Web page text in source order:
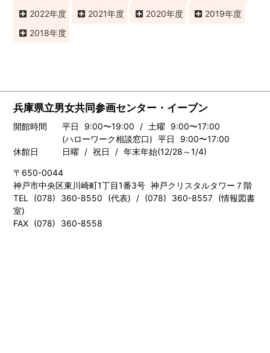
2022
2021 2020
2019
2018
兵庫県立男女共同参画センター・イーブン
開館時間
平日 9:00〜19:00 / 土曜 9:00〜17:00
(ハローワーク相談窓口) 平日 9:00〜17:00
休館日
日曜 / 祝日 / 年末年始(12/28～1/4)
〒650-0044
神戸市中央区東川崎町1丁目1番3号 神戸クリスタルタワー７階
TEL (078) 360-8550 (代表) / (078) 360-8557 (情報図書
室)
FAX (078) 360-8558